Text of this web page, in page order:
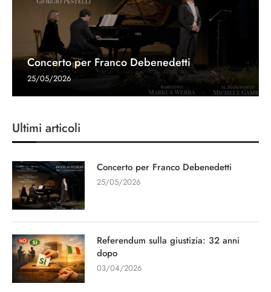
Concerto per Franco Debenedetti
25/05/2026
Ultimi articoli
Concerto per Franco Debenedetti
25/05/2026
Referendum sulla giustizia: 32 anni
dopo
03/04/2026